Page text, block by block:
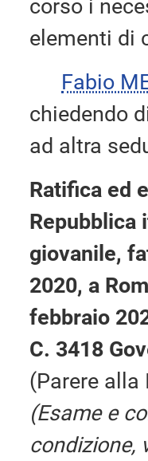
corso i
elementi di
Fabio
chiedendo
ad altra
Ratifica ed
Repubblica
giovanile,
2020, a
febbraio
C. 3418
(Parere alla
(Esame e
condizione,